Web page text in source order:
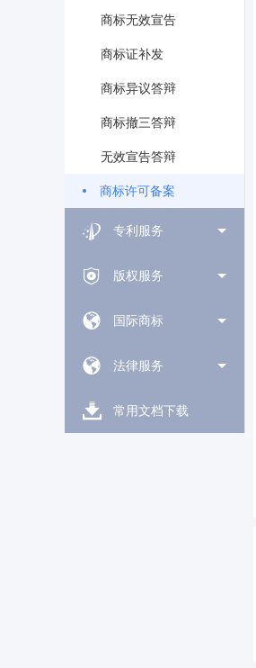
商标无效宣告
商标证补发
商标异议答辩
商标撤三答辩
无效宣告答辩
商标许可备案
专利服务
版权服务
国际商标
法律服务
常用文档下载